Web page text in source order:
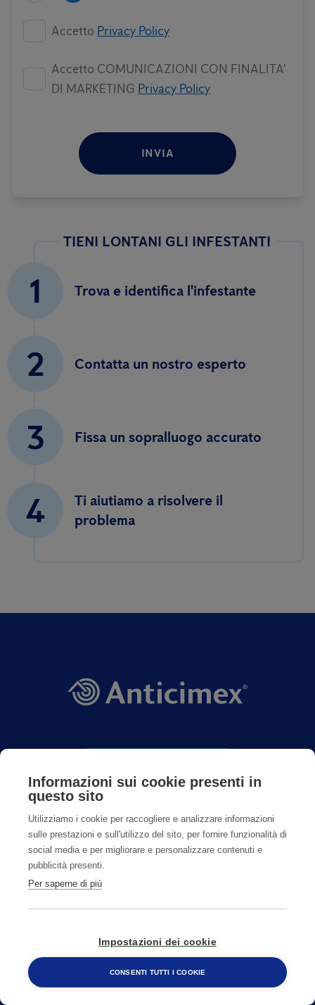
Accetto Privacy Policy
Accetto COMUNICAZIONI CON FINALITA'
DI MARKETING Privacy Policy
INVIA
TIENI LONTANI GLI INFESTANTI
1 Trova e identifica l'infestante
2 Contatta un nostro esperto
3 Fissa un sopralluogo accurato
4
Ti aiutiamo a risolvere il
problema
800482320
CAMBIA PAESE
800 482 320
Informazioni sui cookie presenti in
questo sito
Utilizziamo i cookie per raccogliere e analizzare informazioni
sulle prestazioni e sull'utilizzo del sito, per fornire funzionalità di
social media e per migliorare e personalizzare contenuti e
pubblicità presenti.
Per saperne di più
Impostazioni dei cookie
CONSENTI TUTTI I COOKIE